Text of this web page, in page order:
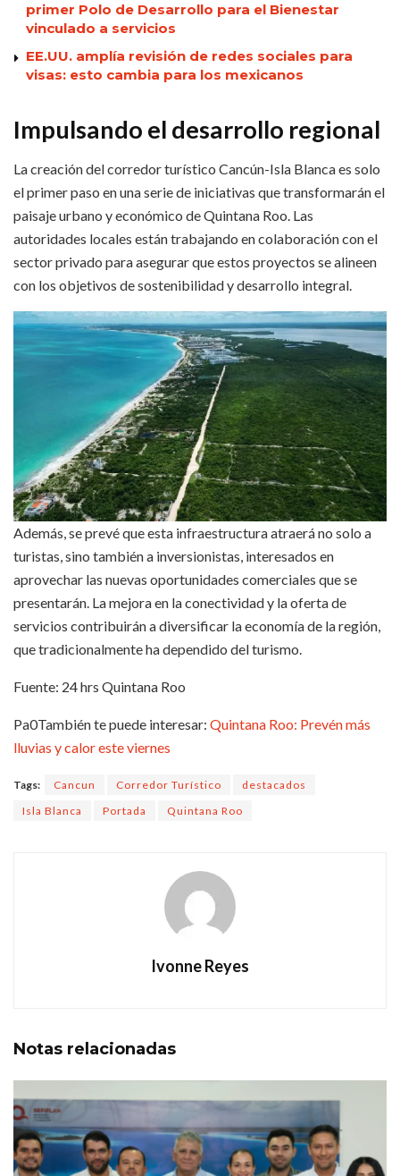
primer Polo de Desarrollo para el Bienestar
vinculado a servicios
EE.UU. amplía revisión de redes sociales para
visas: esto cambia para los mexicanos
Impulsando el desarrollo regional
La creación del corredor turístico Cancún-Isla Blanca es solo
el primer paso en una serie de iniciativas que transformarán el
paisaje urbano y económico de Quintana Roo. Las
autoridades locales están trabajando en colaboración con el
sector privado para asegurar que estos proyectos se alineen
con los objetivos de sostenibilidad y desarrollo integral.
Además, se prevé que esta infraestructura atraerá no solo a
turistas, sino también a inversionistas, interesados en
aprovechar las nuevas oportunidades comerciales que se
presentarán. La mejora en la conectividad y la oferta de
servicios contribuirán a diversificar la economía de la región,
que tradicionalmente ha dependido del turismo.
Fuente: 24 hrs Quintana Roo
Pa0También te puede interesar: Quintana Roo: Prevén más
lluvias y calor este viernes
Tags: Cancun Corredor Turístico
destacados
Isla Blanca
Portada Quintana Roo
Ivonne Reyes
Notas relacionadas